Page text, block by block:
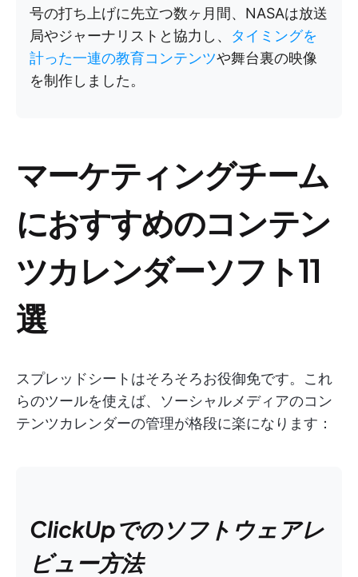
号の打ち上げに先立つ数ヶ月間、NASAは放送
局やジャーナリストと協力し、 タイミングを
計った一連の教育コンテンツや舞台裏の映像
を制作しました。
マーケティングチーム
におすすめのコンテン
ツカレンダーソフト11
選
スプレッドシートはそろそろお役御免です。これ
らのツールを使えば、ソーシャルメディアのコン
テンツカレンダーの管理が格段に楽になります：
ClickUpでのソフトウェアレ
ビュー方法